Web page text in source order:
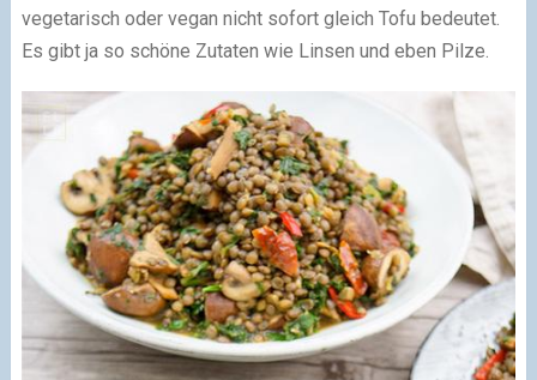
vegetarisch oder vegan nicht sofort gleich Tofu bedeutet.
Es gibt ja so schöne Zutaten wie Linsen und eben Pilze.